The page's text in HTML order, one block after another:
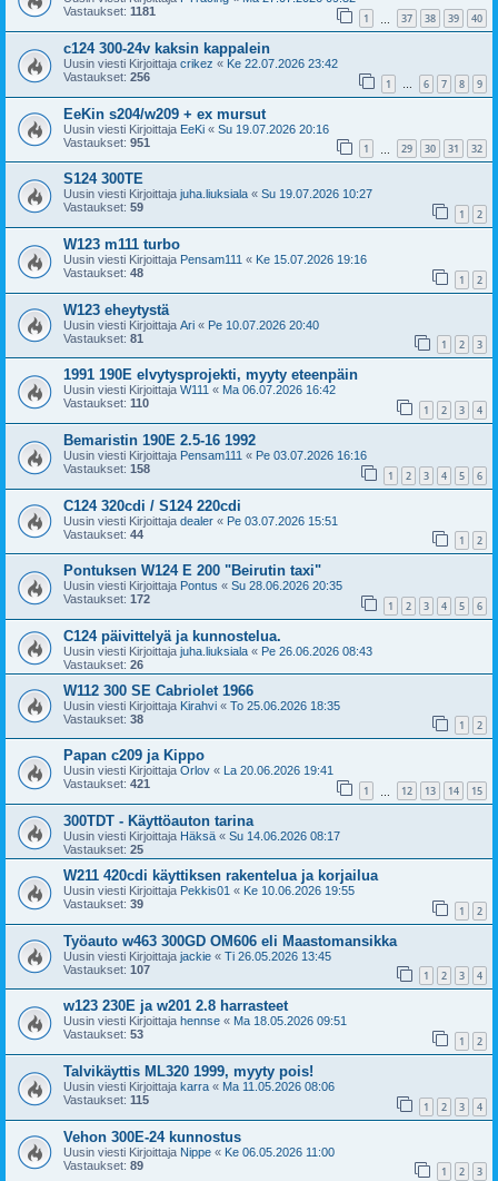
Vastaukset: 1181 1 37 38 39 40
c124 300-24v kaksin kappalein
Uusin viesti Kirjoittaja crikez « Ke 22.07.2026 23:42
Vastaukset: 256 1 … 6 7 8 9
EeKin s204/w209 + ex mursut
Uusin viesti Kirjoittaja EeKi « Su 19.07.2026 20:16
Vastaukset: 951 1 29 30 31 32
S124 300TE
Uusin viesti Kirjoittaja juha.liuksiala « Su 19.07.2026 10:27
Vastaukset: 59 1 2
W123 m111 turbo
Uusin viesti Kirjoittaja Pensam111 « Ke 15.07.2026 19:16
Vastaukset: 48 1 2
W123 eheytystä
Uusin viesti Kirjoittaja Ari « Pe 10.07.2026 20:40
Vastaukset: 81 1 2 3
1991 190E elvytysprojekti, myyty eteenpäin
Uusin viesti Kirjoittaja W111 « Ma 06.07.2026 16:42
Vastaukset: 110 1 2 3 4
Bemaristin 190E 2.5-16 1992
Uusin viesti Kirjoittaja Pensam111 « Pe 03.07.2026 16:16
Vastaukset: 158 1 2 3 4 5 6
C124 320cdi / S124 220cdi
Uusin viesti Kirjoittaja dealer « Pe 03.07.2026 15:51
Vastaukset: 44 1 2
Pontuksen W124 E 200 "Beirutin taxi"
Uusin viesti Kirjoittaja Pontus « Su 28.06.2026 20:35
Vastaukset: 172 1 2 3 4 5 6
C124 päivittelyä ja kunnostelua.
Uusin viesti Kirjoittaja juha.liuksiala « Pe 26.06.2026 08:43
Vastaukset: 26
W112 300 SE Cabriolet 1966
Uusin viesti Kirjoittaja Kirahvi « To 25.06.2026 18:35
Vastaukset: 38 1 2
Papan c209 ja Kippo
Uusin viesti Kirjoittaja Orlov « La 20.06.2026 19:41
Vastaukset: 421 1 12 13 14 15
300TDT - Käyttöauton tarina
Uusin viesti Kirjoittaja Häksä « Su 14.06.2026 08:17
Vastaukset: 25
W211 420cdi käyttiksen rakentelua ja korjailua
Uusin viesti Kirjoittaja Pekkis01 « Ke 10.06.2026 19:55
Vastaukset: 39 1 2
Työauto w463 300GD OM606 eli Maastomansikka
Uusin viesti Kirjoittaja jackie « Ti 26.05.2026 13:45
Vastaukset: 107 1 2 3 4
w123 230E ja w201 2.8 harrasteet
Uusin viesti Kirjoittaja hennse « Ma 18.05.2026 09:51
Vastaukset: 53 1 2
Talvikäyttis ML320 1999, myyty pois!
Uusin viesti Kirjoittaja karra « Ma 11.05.2026 08:06
Vastaukset: 115 1 2 3 4
Vehon 300E-24 kunnostus
Uusin viesti Kirjoittaja Nippe « Ke 06.05.2026 11:00
Vastaukset: 89 1 2 3